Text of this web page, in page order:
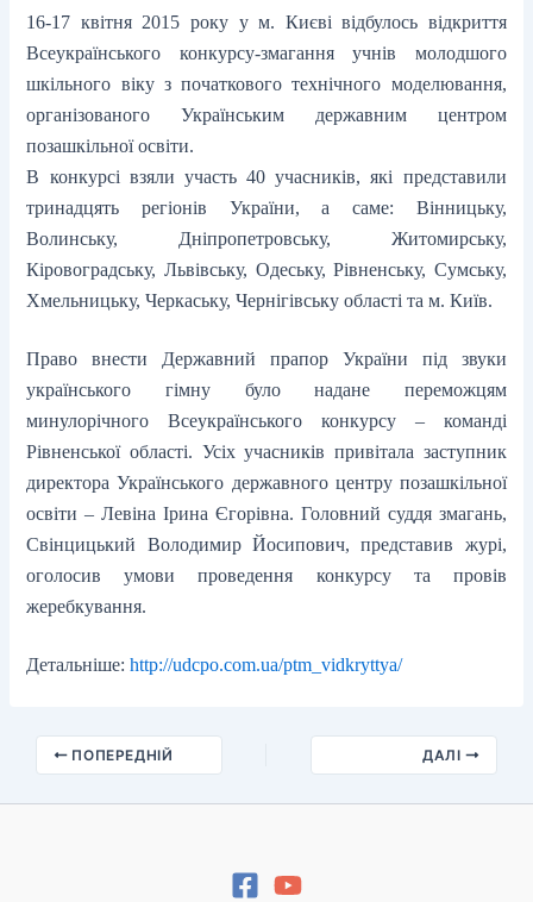
16-17 квітня 2015 року у м. Києві відбулось відкриття
Всеукраїнського конкурсу-змагання учнів молодшого
шкільного віку з початкового технічного моделювання,
організованого Українським державним центром
позашкільної освіти.
В конкурсі взяли участь 40 учасників, які представили
тринадцять регіонів України, а саме: Вінницьку,
Волинську, Дніпропетровську, Житомирську,
Кіровоградську, Львівську, Одеську, Рівненську, Сумську,
Хмельницьку, Черкаську, Чернігівську області та м. Київ.
Право внести Державний прапор України під звуки
українського гімну було надане переможцям
минулорічного Всеукраїнського конкурсу – команді
Рівненської області. Усіх учасників привітала заступник
директора Українського державного центру позашкільної
освіти – Левіна Ірина Єгорівна. Головний суддя змагань,
Свінцицький Володимир Йосипович, представив журі,
оголосив умови проведення конкурсу та провів
жеребкування.
Детальніше:http://udcpo.com.ua/ptm_vidkryttya/
ПОПЕРЕДНІЙ ДАЛІ